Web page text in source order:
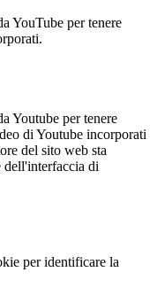
YouTube per tenere
Youtube per tenere
di Youtube incorporati
del sito web sta
dell'interfaccia di
per identificare la